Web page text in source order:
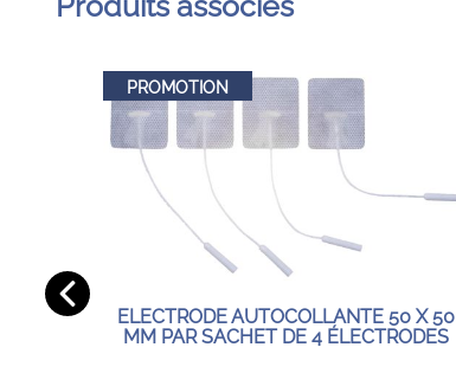
PROMOTION
ELECTRODE AUTOCOLLANTE 50 X 50
MM PAR SACHET DE 4 ÉLECTRODES